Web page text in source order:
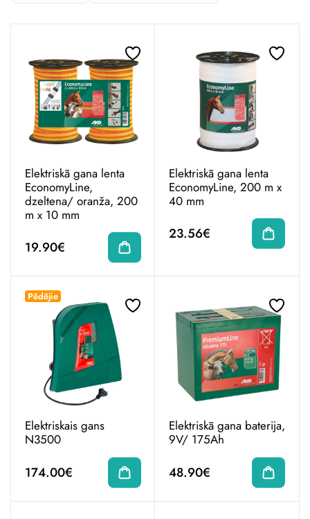
Elektriskā gana lenta
EconomyLine,
dzeltena/ oranža, 200
m x 10 mm
19.90€
Elektriskā gana lenta
EconomyLine, 200 m x
40 mm
23.56€
Pēdējie
Elektriskais gans
N3500
174.00€
Elektriskā gana baterija,
9V/ 175Ah
48.90€